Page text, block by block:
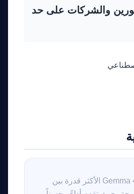
والشركات على حد
تُعتبر نماذج Gemma 4 الأكثر قدرة بين